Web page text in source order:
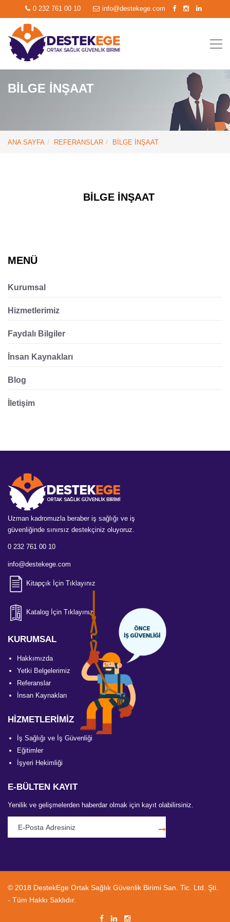
0 232 761 00 10 info@destekege.com
BİLGE İNŞAAT
ANA SAYFA REFERANSLAR BİLGE İNŞAAT
BİLGE İNŞAAT
MENÜ
Kurumsal
Hizmetlerimiz
Faydalı Bilgiler
İnsan Kaynakları
Blog
İletişim
Uzman kadromuzla beraber iş sağlığı ve iş
güvenliğinde sınırsız destekçiniz oluyoruz.
0 232 761 00 10
info@destekege.com
Kitapçık İçin Tıklayınız
Katalog İçin Tıklayınız
KURUMSAL
Hakkımızda
Yetki Belgelerimiz
Referanslar
İnsan Kaynakları
HİZMETLERİMİZ
İş Sağlığı ve İş Güvenliği
Eğitimler
İşyeri Hekimliği
E-BÜLTEN KAYIT
Yenilik ve gelişmelerden haberdar olmak için kayıt olabilirsiniz.
© 2018 DestekEge Ortak Sağlık Güvenlik Birimi San. Tic. Ltd. Şti.
- Tüm Hakkı Saklıdır.